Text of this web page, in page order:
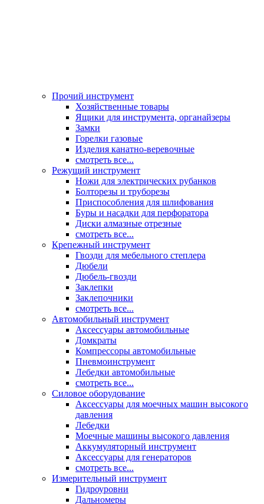
Прочий инструмент
Хозяйственные товары
Ящики для инструмента, органайзеры
Замки
Горелки газовые
Изделия канатно-веревочные
смотреть все...
Режущий инструмент
Ножи для электрических рубанков
Болторезы и труборезы
Приспособления для шлифования
Буры и насадки для перфоратора
Диски алмазные отрезные
смотреть все...
Крепежный инструмент
Гвозди для мебельного степлера
Дюбели
Дюбель-гвозди
Заклепки
Заклепочники
смотреть все...
Автомобильный инструмент
Аксессуары автомобильные
Домкраты
Компрессоры автомобильные
Пневмоинструмент
Лебедки автомобильные
смотреть все...
Силовое оборудование
Аксессуары для моечных машин высокого
давления
Лебедки
Моечные машины высокого давления
Аккумуляторный инструмент
Аксессуары для генераторов
смотреть все...
Измерительный инструмент
Гидроуровни
Дальномеры